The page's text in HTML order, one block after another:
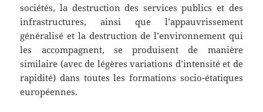
sociétés, la destruction des services publics et des
infrastructures, ainsi que l’appauvrissement
généralisé et la destruction de l’environnement qui
les accompagnent, se produisent de manière
similaire (avec de légères variations d’intensité et de
rapidité) dans toutes les formations socio-étatiques
européennes.